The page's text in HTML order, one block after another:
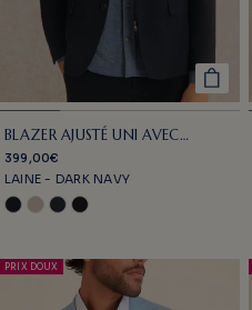
BLAZER AJUSTÉ UNI AVEC
PARMENTURE
399,00€
LAINE - DARK NAVY
PRIX DOUX